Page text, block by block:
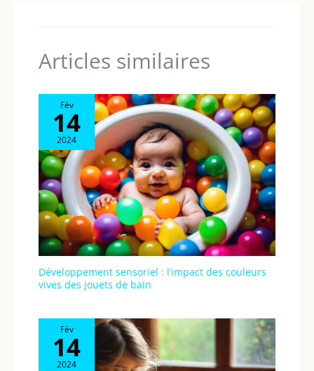
Articles similaires
Fév
14
2024
Développement sensoriel : l’impact des couleurs
vives des jouets de bain
Fév
14
2024